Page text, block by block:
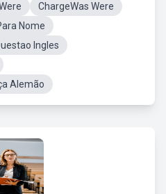
ChargeWas Were
Nome
Ingles
Alemão